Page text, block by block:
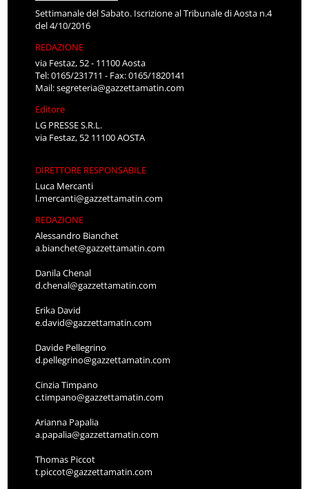
Settimanale del Sabato. Iscrizione al Tribunale di Aosta n.4
del 4/10/2016
REDAZIONE
via Festaz, 52 - 11100 Aosta
Tel: 0165/231711 - Fax: 0165/1820141
Mail:segreteria@gazzettamatin.com
Editore
LG PRESSE S.R.L.
via Festaz, 52 11100 AOSTA
DIRETTORE RESPONSABILE
Luca Mercanti
l.mercanti@gazzettamatin.com
REDAZIONE
Alessandro Bianchet
a.bianchet@gazzettamatin.com
Danila Chenal
d.chenal@gazzettamatin.com
Erika David
e.david@gazzettamatin.com
Davide Pellegrino
d.pellegrino@gazzettamatin.com
Cinzia Timpano
c.timpano@gazzettamatin.com
Arianna Papalia
a.papalia@gazzettamatin.com
Thomas Piccot
t.piccot@gazzettamatin.com